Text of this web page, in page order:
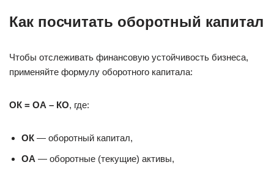
Как посчитать оборотный капитал
Чтобы отслеживать финансовую устойчивость бизнеса,
применяйте формулу оборотного капитала:
ОК = ОА – КО, где:
ОК — оборотный капитал,
ОА — оборотные (текущие) активы,